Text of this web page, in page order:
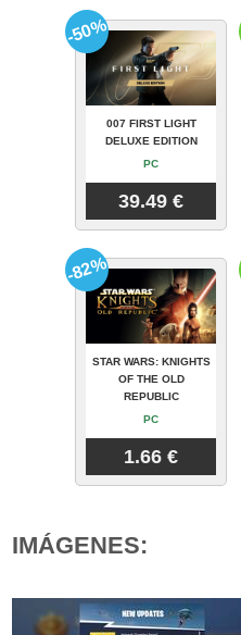
007 FIRST LIGHT
DELUXE EDITION
PC
39.49 €
-50%
STAR WARS: KNIGHTS
OF THE OLD
REPUBLIC
PC
1.66 €
-82%
IMÁGENES: